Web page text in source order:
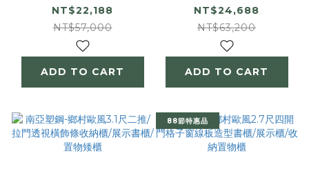
線板造型書櫃/展示櫃/
收納置物櫃
NT$22,188
NT$57,000
ADD TO CART
板造型書櫃/展示櫃/收
納置物櫃
NT$24,688
NT$63,200
ADD TO CART
88節特惠品